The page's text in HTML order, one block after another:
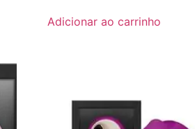
Adicionar ao carrinho